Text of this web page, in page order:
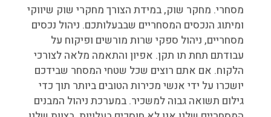
מסחרי. מחקר שוק, במידת הצורך מחקרי שוק שיווקי
ומיתוג הנכסים המסחריים שבבעלותכם. ניהול נכסים
מסחריים, ניהול ספקי שרות מורשים ופיקוח על
עבודתם תחת תו תקן. אפיון והתאמה מלאה לצורכי
הלקוח. אם אתם רוצים שכל שטחי המסחר שבידכם
יושכרו על ידי אנשי מכירות הטובים ביותר תוך כדי
גילום תשואה גבוה למשכיר. במערכת ניהול המבנים